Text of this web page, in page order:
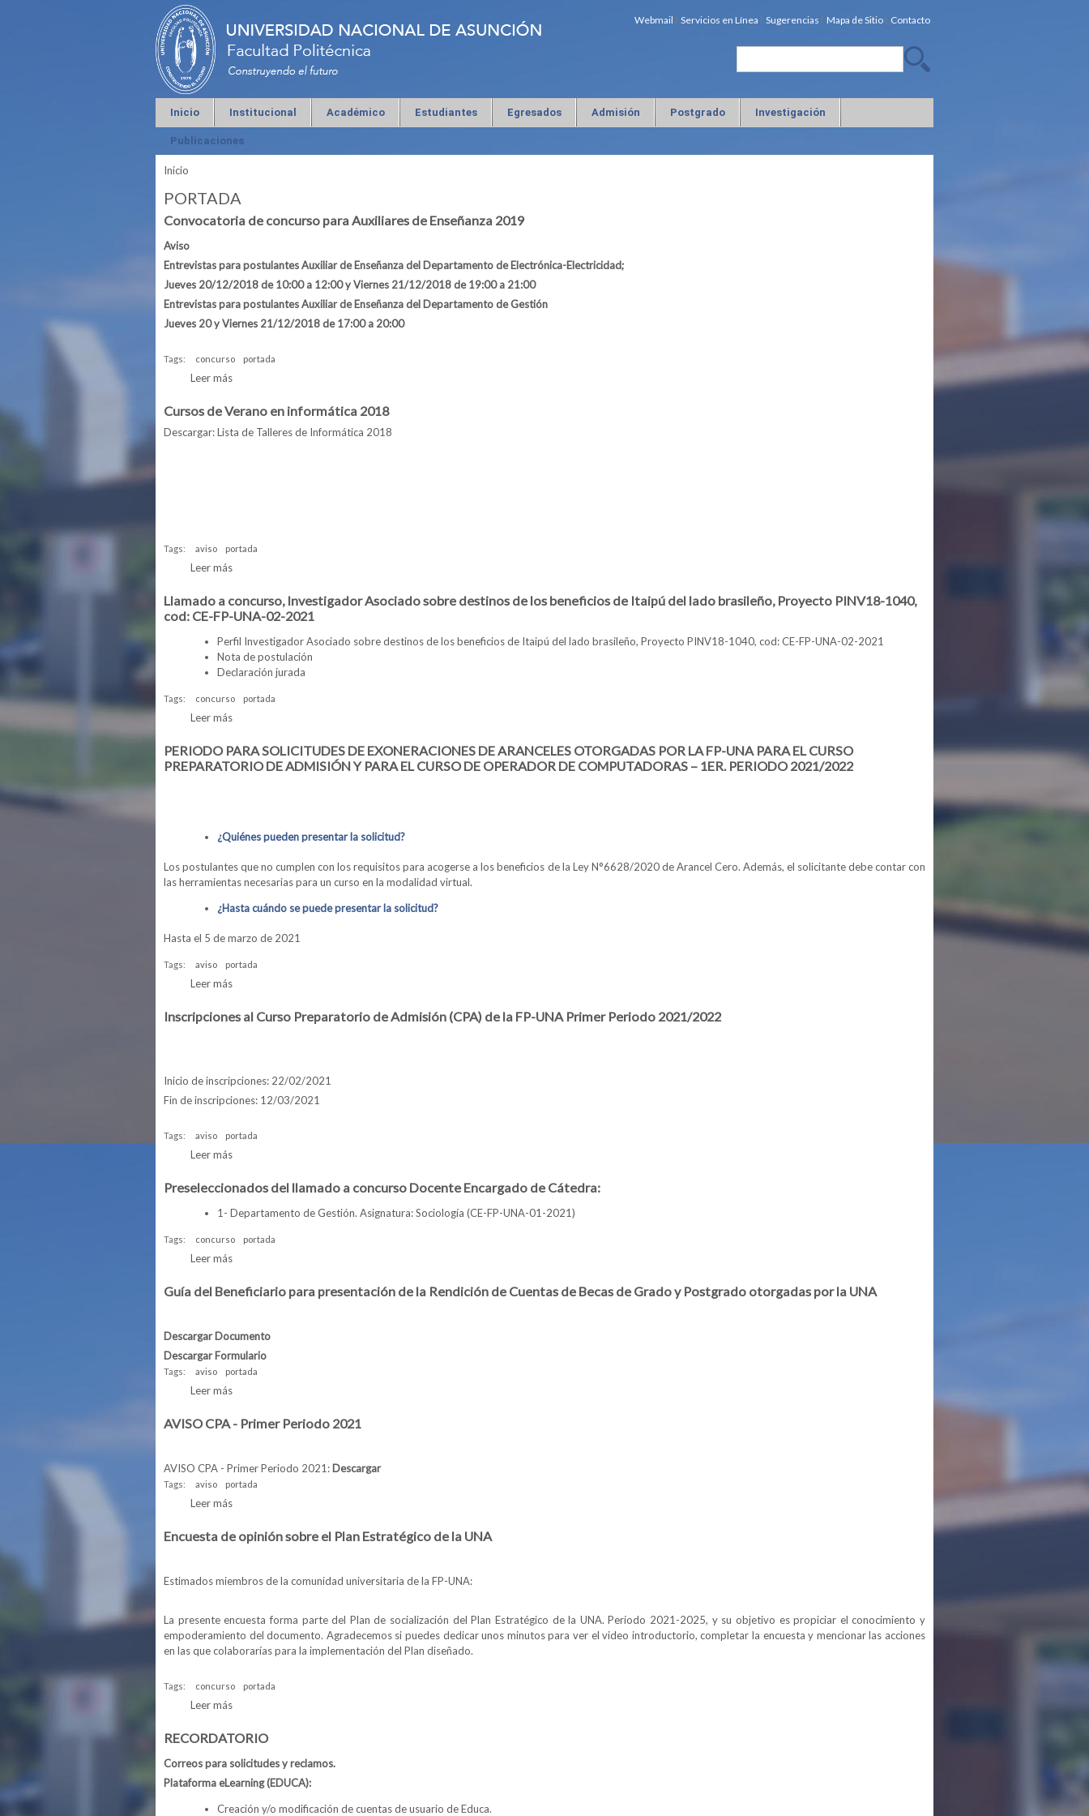
Webmail Servicios en Línea Sugerencias Mapa de Sitio Contacto
Inicio Institucional Académico Estudiantes Egresados Admisión Postgrado Investigación
Publicaciones
Se encuentra usted aquí
Inicio
PORTADA
Convocatoria de concurso para Auxiliares de Enseñanza 2019
Aviso
Entrevistas para postulantes Auxiliar de Enseñanza del Departamento de Electrónica-Electricidad;
Jueves 20/12/2018 de 10:00 a 12:00 y Viernes 21/12/2018 de 19:00 a 21:00
Entrevistas para postulantes Auxiliar de Enseñanza del Departamento de Gestión
Jueves 20 yViernes 21/12/2018 de 17:00 a 20:00
Tags: concurso portada
Leer mássobre Convocatoria de concurso para Auxiliares de Enseñanza 2019
Cursos de Verano en informática 2018
Descargar:Lista de Talleres de Informática 2018
Tags: aviso portada
Leer mássobre Cursos de Verano en informática 2018
Llamado a concurso, Investigador Asociado sobre destinos de los beneficios de Itaipú del lado brasileño, Proyecto PINV18-1040,
cod: CE-FP-UNA-02-2021
Perfil Investigador Asociado sobre destinos de los beneficios de Itaipú del lado brasileño, Proyecto PINV18-1040, cod: CE-FP-UNA-02-2021
Nota de postulación
Declaración jurada
Tags: concurso portada
Leer mássobre Llamado a concurso, Investigador Asociado sobre destinos de los beneficios de Itaipú del lado brasileño, Proyecto PINV18-1040, cod: CE-FP-UNA-02-2021
PERIODO PARA SOLICITUDES DE EXONERACIONES DE ARANCELES OTORGADAS POR LA FP-UNA PARA EL CURSO
PREPARATORIO DE ADMISIÓN Y PARA EL CURSO DE OPERADOR DE COMPUTADORAS – 1ER. PERIODO 2021/2022
¿Quiénes pueden presentar la solicitud?
Los postulantes que no cumplen con los requisitos para acogerse a los beneficios de la Ley N°6628/2020 de Arancel Cero. Además, el solicitante debe contar con
las herramientas necesarias para un curso en la modalidad virtual.
¿Hasta cuándo se puede presentar la solicitud?
Hasta el 5 de marzo de 2021
Tags: aviso portada
Leer mássobre PERIODO PARA SOLICITUDES DE EXONERACIONES DE ARANCELES OTORGADAS POR LA FP-UNA PARA EL CURSO PREPARATORIO DE ADMISIÓN Y PARA EL CURSO DE
Inscripciones al Curso Preparatorio de Admisión (CPA) de la FP-UNA Primer Periodo 2021/2022
Inicio de inscripciones: 22/02/2021
Fin de inscripciones: 12/03/2021
Tags: aviso portada
Leer mássobre Inscripciones al Curso Preparatorio de Admisión (CPA) de la FP-UNA Primer Periodo 2021/2022
Preseleccionados del llamado a concurso Docente Encargado de Cátedra:
1- Departamento de Gestión. Asignatura: Sociología (CE-FP-UNA-01-2021)
Tags: concurso portada
Leer mássobre Preseleccionados del llamado a concurso Docente Encargado de Cátedra:
Guía del Beneficiario para presentación de la Rendición de Cuentas de Becas de Grado y Postgrado otorgadas por la UNA
Descargar Documento
Descargar Formulario
Tags: aviso portada
Leer mássobre Guía del Beneficiario para presentación de la Rendición de Cuentas de Becas de Grado y Postgrado otorgadas por la UNA
AVISO CPA - Primer Periodo 2021
AVISO CPA - Primer Periodo 2021:Descargar
Tags: aviso portada
Leer mássobre AVISO CPA - Primer Periodo 2021
Encuesta de opinión sobre el Plan Estratégico de la UNA
Estimados miembros de la comunidad universitaria de la FP-UNA:
La presente encuesta forma parte del Plan de socialización del Plan Estratégico de la UNA. Período 2021-2025, y su objetivo es propiciar el conocimiento y
empoderamiento del documento. Agradecemos si puedes dedicar unos minutos para ver el video introductorio, completar la encuesta y mencionar las acciones
en las que colaborarías para la implementación del Plan diseñado.
Tags: concurso portada
Leer mássobre Encuesta de opinión sobre el Plan Estratégico de la UNA
RECORDATORIO
Correos para solicitudes y reclamos.
Plataforma eLearning (EDUCA):
Creación y/o modificación de cuentas de usuario de Educa.